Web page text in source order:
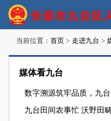
当前位置： 首页 > 走进九台 >
媒体看九台
数字溯源筑牢品质，九
九台田间农事忙 沃野田